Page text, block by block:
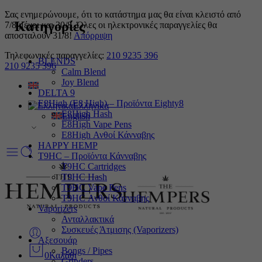
Σας ενημερώνουμε, ότι το κατάστημα μας θα είναι κλειστό από
7/8 μέχρι και 30/8. Όλες οι ηλεκτρονικές παραγγελίες θα
αποσταλούν 31/8! Απόρριψη
Τηλεφωνικές παραγγελίες: 210 9235 396
210 9235 396
Ελληνικα
English
0Καλάθι
Κατηγορίες
BLENDS
Calm Blend
Joy Blend
DELTA 9
E8High (E8 High) – Προϊόντα Eighty8
E8High Hash
E8High Vape Pens
E8High Ανθοί Κάνναβης
HAPPY HEMP
T9HC – Προϊόντα Κάνναβης
T9HC Cartridges
T9HC Hash
T9HC Vape Pens
T9HC Ανθοί Κάνναβης
Vaporizers
Ανταλλακτικά
Συσκευές Άτμισης (Vaporizers)
Αξεσουάρ
Bongs / Pipes